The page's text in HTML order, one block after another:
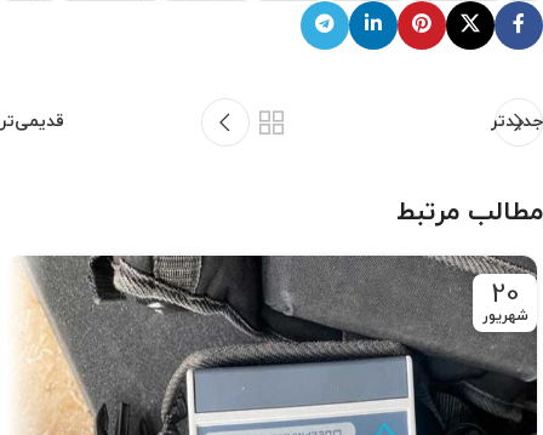
جدیدتر قدیمی‌تر
مطالب مرتبط
20
شهریور